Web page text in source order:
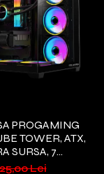
PROGAMING
TOWER, ATX,
SURSA, 7
ARGB,
Lei